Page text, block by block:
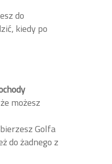
do
kiedy po
możesz
Golfa
do żadnego z